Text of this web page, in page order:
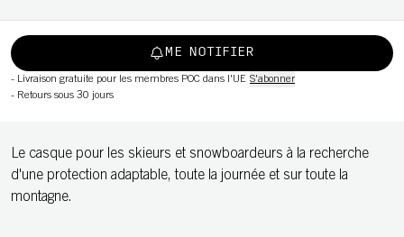
ME NOTIFIER
- Livraison gratuite pour les membres POC dans l'UE S'abonner
- Retours sous 30 jours
Le casque pour les skieurs et snowboardeurs à la recherche
d'une protection adaptable, toute la journée et sur toute la
montagne.